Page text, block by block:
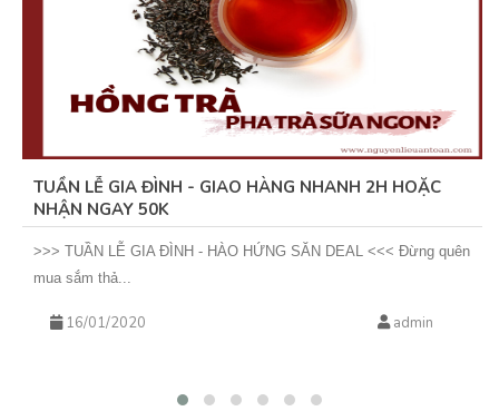
TUẦN LỄ GIA ĐÌNH - GIAO HÀNG NHANH 2H HOẶC
NHẬN NGAY 50K
>>> TUẦN LỄ GIA ĐÌNH - HÀO HỨNG SĂN DEAL <<< Đừng quên
mua sắm thả...
16/01/2020 admin